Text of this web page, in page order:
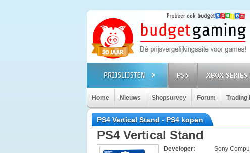
PS5 XBOX SERIES
Home Nieuws Shopsurvey Forum Trading
PS4 Vertical Stand - PS4 kopen
PS4 Vertical Stand
Developer: Sony